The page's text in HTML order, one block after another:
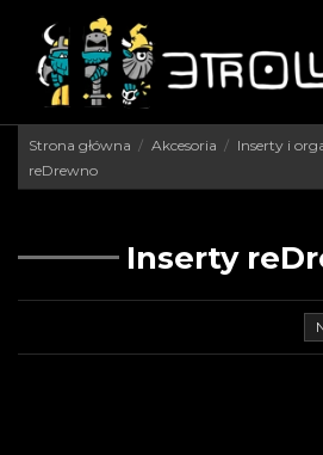
Strona główna Akcesoria Inserty i
reDrewno
Inserty